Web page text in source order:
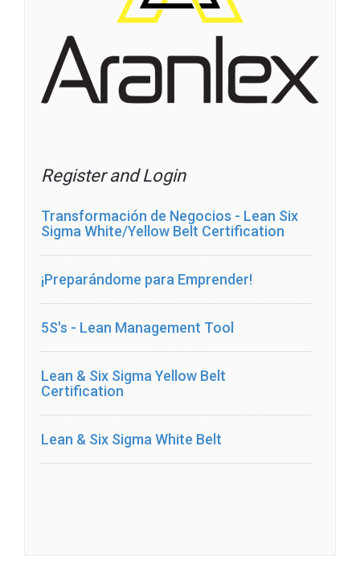
Register and Login
Transformación de Negocios - Lean Six
Sigma White/Yellow Belt Certification
¡Preparándome para Emprender!
5S's - Lean Management Tool
Lean & Six Sigma Yellow Belt
Certification
Lean & Six Sigma White Belt